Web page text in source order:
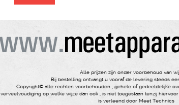
Alle prijzen zijn onder voorbehoud van
Bij bestelling ontvangt u vooraf de levering steeds
Copyright© alle rechten voorbehouden , gehele of gedeeldelijke
verveelvoudiging op welke wijze dan ook , is niet toegestaan tenzij
is verleend door Meet Technics